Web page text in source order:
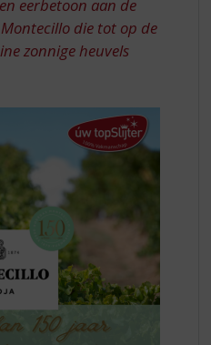
eerbetoon aan de
die tot op de
zonnige heuvels